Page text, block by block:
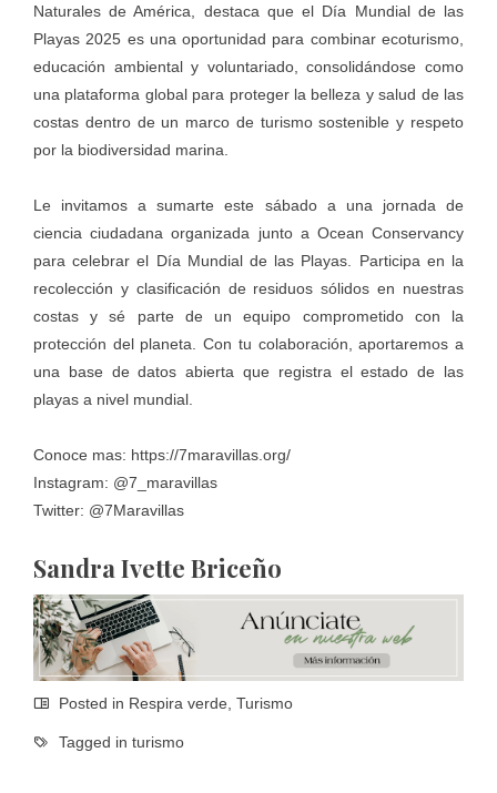
Naturales de América, destaca que el Día Mundial de las
Playas 2025 es una oportunidad para combinar ecoturismo,
educación ambiental y voluntariado, consolidándose como
una plataforma global para proteger la belleza y salud de las
costas dentro de un marco de turismo sostenible y respeto
por la biodiversidad marina.
Le invitamos a sumarte este sábado a una jornada de
ciencia ciudadana organizada junto a Ocean Conservancy
para celebrar el Día Mundial de las Playas. Participa en la
recolección y clasificación de residuos sólidos en nuestras
costas y sé parte de un equipo comprometido con la
protección del planeta. Con tu colaboración, aportaremos a
una base de datos abierta que registra el estado de las
playas a nivel mundial.
Conoce mas: https://7maravillas.org/
Instagram: @7_maravillas
Twitter: @7Maravillas
Sandra Ivette Briceño
Posted in Respira verde Turismo
Tagged in turismo